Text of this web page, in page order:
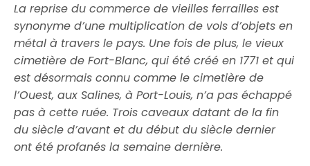
La reprise du commerce de vieilles ferrailles est
synonyme d’une multiplication de vols d’objets en
métal à travers le pays. Une fois de plus, le vieux
cimetière de Fort-Blanc, qui été créé en 1771 et qui
est désormais connu comme le cimetière de
l’Ouest, aux Salines, à Port-Louis, n’a pas échappé
pas à cette ruée. Trois caveaux datant de la fin
du siècle d’avant et du début du siècle dernier
ont été profanés la semaine dernière.